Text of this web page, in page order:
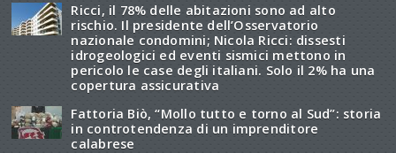
Ricci, il 78% delle abitazioni sono ad alto
rischio. Il presidente dell’Osservatorio
nazionale condomini; Nicola Ricci: dissesti
idrogeologici ed eventi sismici mettono in
pericolo le case degli italiani. Solo il 2% ha una
copertura assicurativa
Fattoria Biò, “Mollo tutto e torno al Sud”: storia
in controtendenza di un imprenditore
calabrese